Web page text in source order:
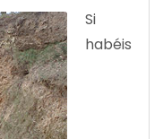
Si
habéis